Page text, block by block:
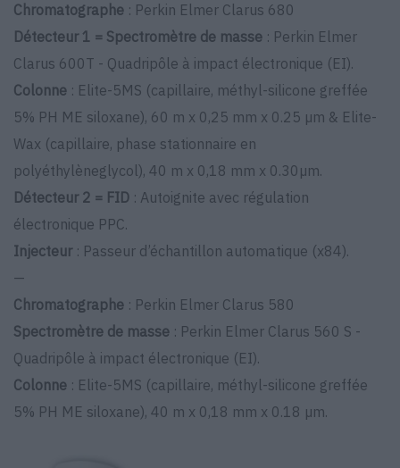
Chromatographe : Perkin Elmer Clarus 680
Détecteur 1 = Spectromètre de masse : Perkin Elmer
Clarus 600T - Quadripôle à impact électronique (EI).
Colonne : Elite-5MS (capillaire, méthyl-silicone greffée
5% PH ME siloxane), 60 m x 0,25 mm x 0.25 µm & Elite-
Wax (capillaire, phase stationnaire en
polyéthylèneglycol), 40 m x 0,18 mm x 0.30µm.
Détecteur 2 = FID : Autoignite avec régulation
électronique PPC.
Injecteur: Passeur d’échantillon automatique (x84).
—
Chromatographe : Perkin Elmer Clarus 580
Spectromètre de masse : Perkin Elmer Clarus 560 S -
Quadripôle à impact électronique (EI).
Colonne : Elite-5MS (capillaire, méthyl-silicone greffée
5% PH ME siloxane), 40 m x 0,18 mm x 0.18 µm.